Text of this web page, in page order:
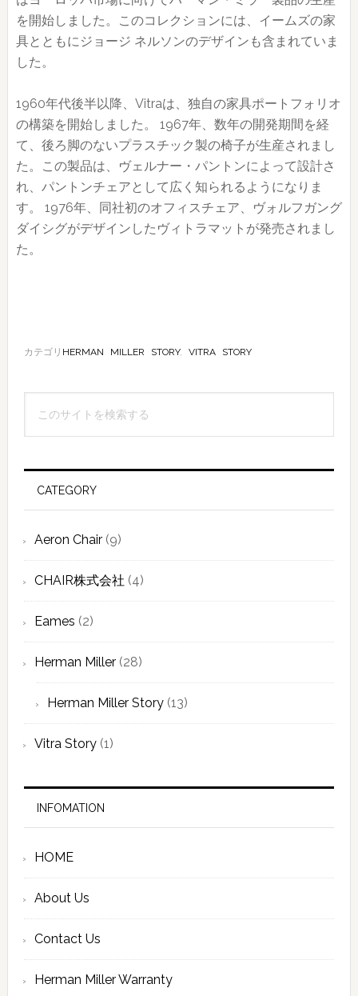
を開始しました。このコレクションには、イームズの家
具とともにジョージ ネルソンのデザインも含まれていま
した。
1960年代後半以降、Vitraは、独自の家具ポートフォリオ
の構築を開始しました。 1967年、数年の開発期間を経
て、後ろ脚のないプラスチック製の椅子が生産されまし
た。この製品は、ヴェルナー・パントンによって設計さ
れ、パントンチェアとして広く知られるようになりま
す。 1976年、同社初のオフィスチェア、ヴォルフガング
ダイシグがデザインしたヴィトラマットが発売されまし
た。
カテゴリ HERMAN MILLER STORY, VITRA STORY
最
サ
イ
ド
バ
ー
索
る
CATEGORY
Aeron Chair(9)
CHAIR株式会社 (4)
Eames (2)
Herman Miller(28)
Herman Miller Story(13)
Vitra Story(1)
INFOMATION
HOME
About Us
Contact Us
Herman Miller Warranty